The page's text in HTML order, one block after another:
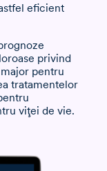
eficient
privind
pentru
tratamentelor
viței de vie.